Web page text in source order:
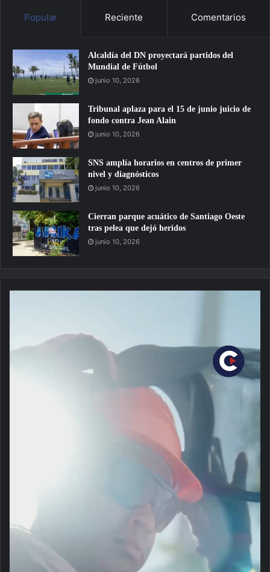
Popular Reciente Comentarios
Alcaldía del DN proyectará partidos del
Mundial de Fútbol
junio 10, 2026
Tribunal aplaza para el 15 de junio juicio de
fondo contra Jean Alain
junio 10, 2026
SNS amplía horarios en centros de primer
nivel y diagnósticos
junio 10, 2026
Cierran parque acuático de Santiago Oeste
tras pelea que dejó heridos
junio 10, 2026